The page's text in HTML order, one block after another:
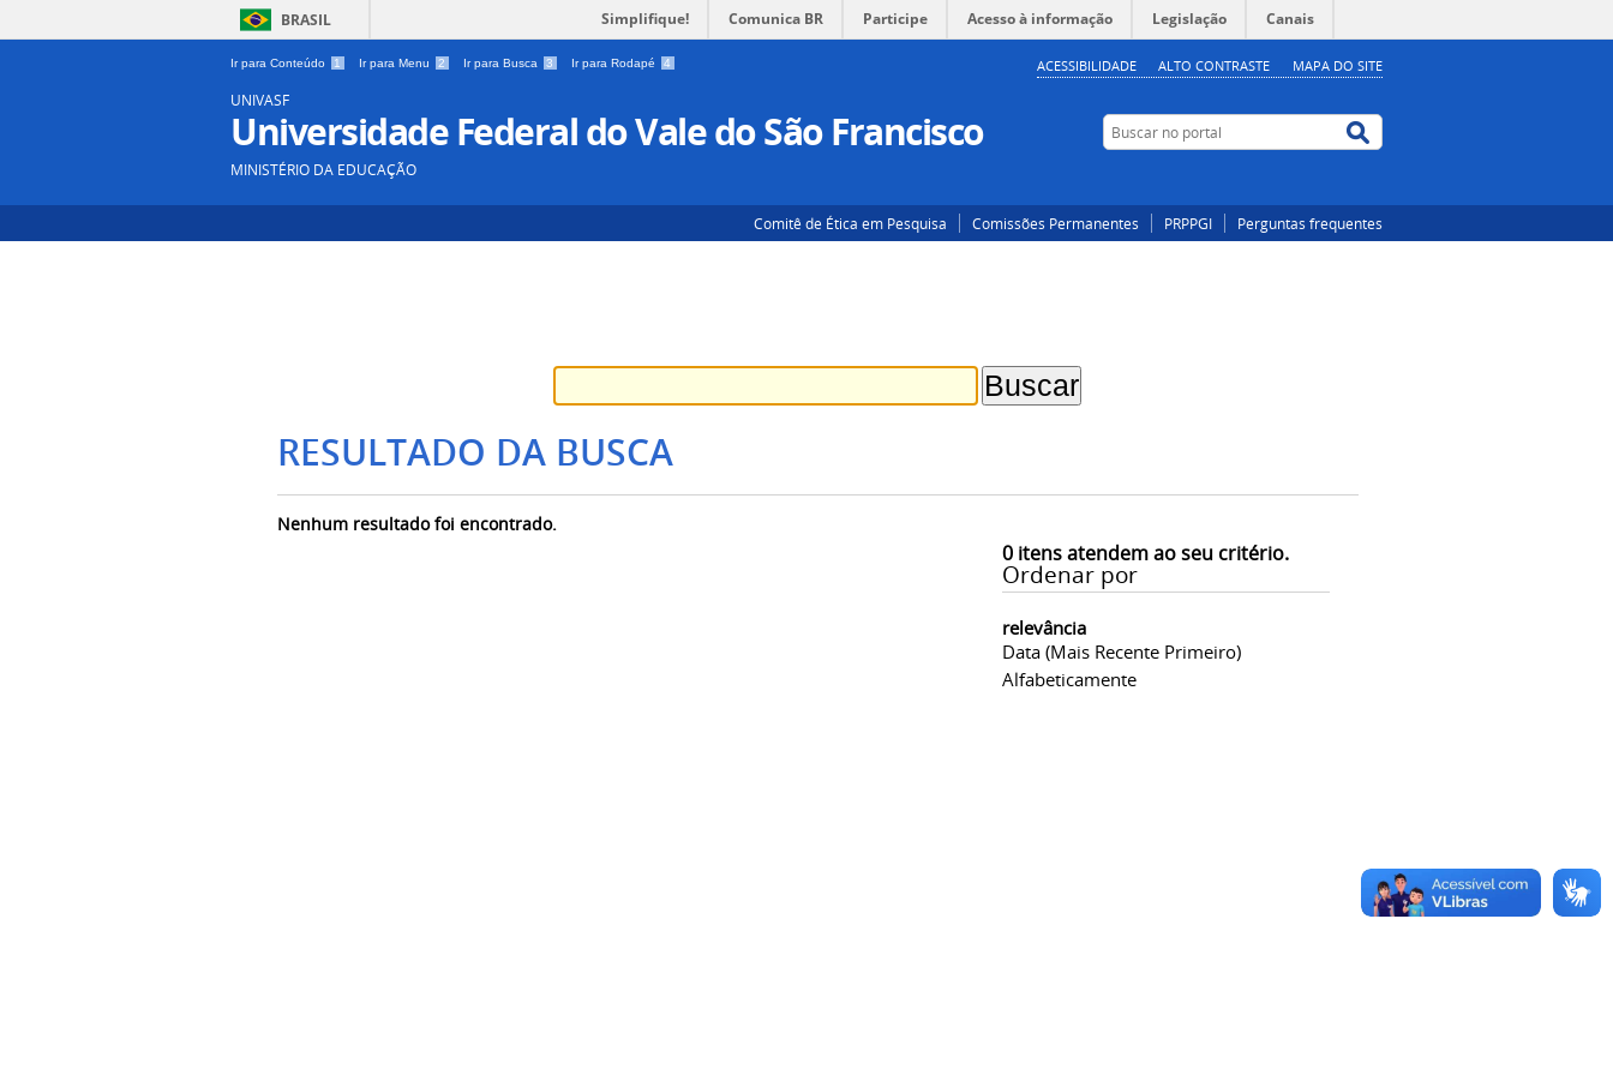
BRASIL Simplifique! Comunica BR Participe Acesso à informação Legislação Canais
Ir para Conteúdo 1 Ir para Menu 2 Ir para Busca 3 Ir para Rodapé 4 ACESSIBILIDADE ALTO CONTRASTE MAPA DO SITE
UNIVASF
Universidade Federal do Vale do São Francisco
MINISTÉRIO DA EDUCAÇÃO
Buscar no portal
Comitê de Ética em Pesquisa Comissões Permanentes PRPPGI Perguntas frequentes
RESULTADO DA BUSCA
0itens atendem ao seu critério.
Ordenar por
relevância
Data (mais Recente Primeiro)
Alfabeticamente
Nenhum resultado foi encontrado.